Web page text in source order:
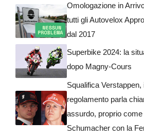
Omologazione in
tutti gli Autovelox
dal 2017
Superbike 2024: la
dopo Magny-Cours
Squalifica Verstappen,
regolamento parla
assurdo, proprio come
Schumacher con la